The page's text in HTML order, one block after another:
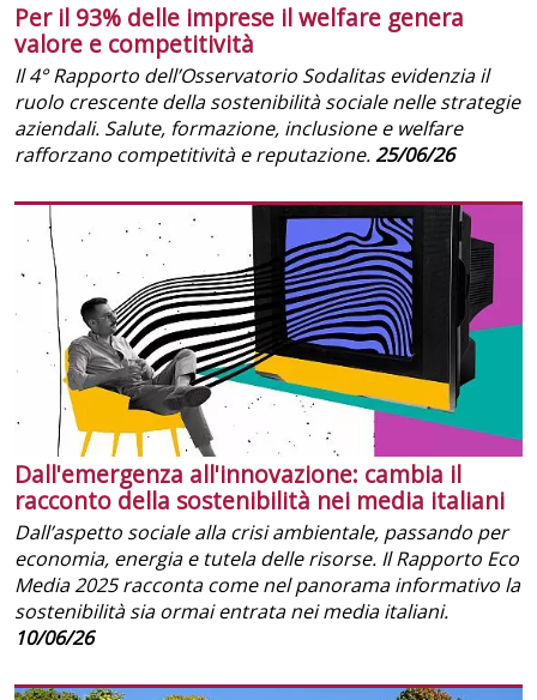
Per il 93% delle imprese il welfare genera
valore e competitività
Il 4° Rapporto dell’Osservatorio Sodalitas evidenzia il
ruolo crescente della sostenibilità sociale nelle strategie
aziendali. Salute, formazione, inclusione e welfare
rafforzano competitività e reputazione.25/06/26
Dall'emergenza all'innovazione: cambia il
racconto della sostenibilità nei media italiani
Dall’aspetto sociale alla crisi ambientale, passando per
economia, energia e tutela delle risorse. Il Rapporto Eco
Media 2025 racconta come nel panorama informativo la
sostenibilità sia ormai entrata nei media italiani.
10/06/26